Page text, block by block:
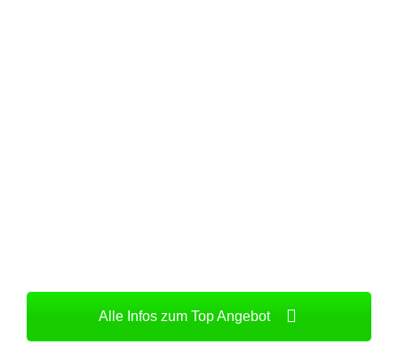
Alle Infos zum Top Angebot